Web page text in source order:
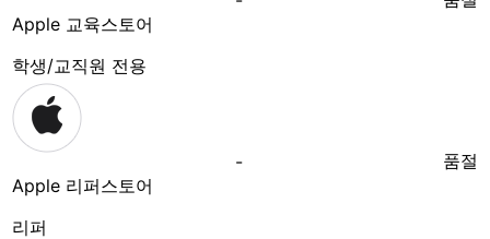
Apple 교육스토어
학생/교직원 전용
Apple 리퍼스토어
리퍼
- 품절